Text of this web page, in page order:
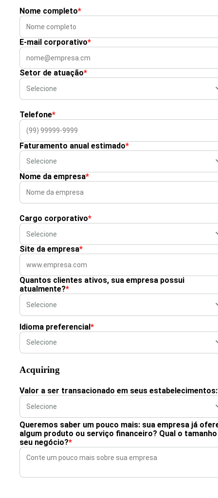
Nome completo*
E-mail corporativo*
Setor de atuação*
Telefone*
Faturamento anual estimado*
Nome da empresa*
Cargo corporativo*
Site da empresa*
Quantos clientes ativos, sua empresa possui
atualmente?*
Idioma preferencial*
Acquiring
Valor a ser transacionado em seus estabelecimentos:
Queremos saber um pouco mais: sua empresa já
algum produto ou serviço financeiro? Qual o
seu negócio?*